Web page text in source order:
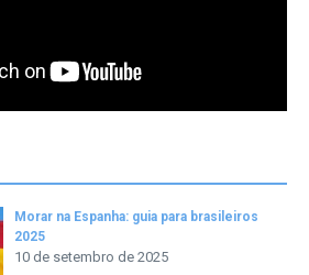
Morar na Espanha: guia para brasileiros
2025
10 de setembro de 2025